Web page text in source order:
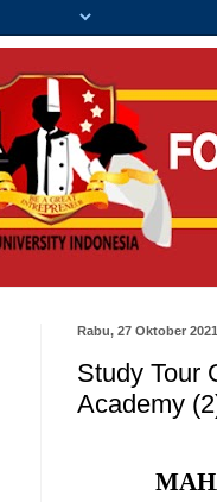
Rabu, 27 Oktober 2021
Study Tour
Academy